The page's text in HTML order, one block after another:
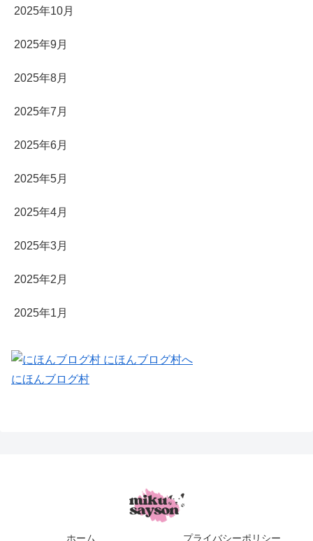
2025年10月
2025年9月
2025年8月
2025年7月
2025年6月
2025年5月
2025年4月
2025年3月
2025年2月
2025年1月
にほんブログ村
ホーム プライバシーポリシー